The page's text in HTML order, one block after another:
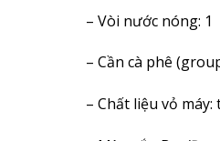
– Vòi nước nóng: 1
– Cần cà phê
– Chất liệu vỏ